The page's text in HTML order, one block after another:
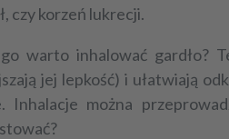
czy korzeń lukrecji.
warto inhalować gardło?
jej lepkość) i ułatwiają
Inhalacje można